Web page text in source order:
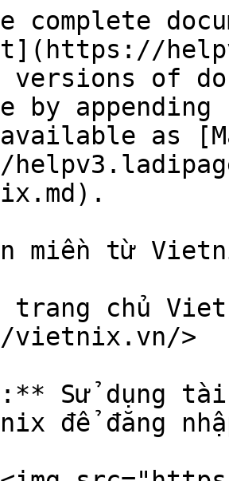
complete
versions of
by
as
miền từ
trang chủ
vietnix.vn/>
Sử dụng tài
để đăng